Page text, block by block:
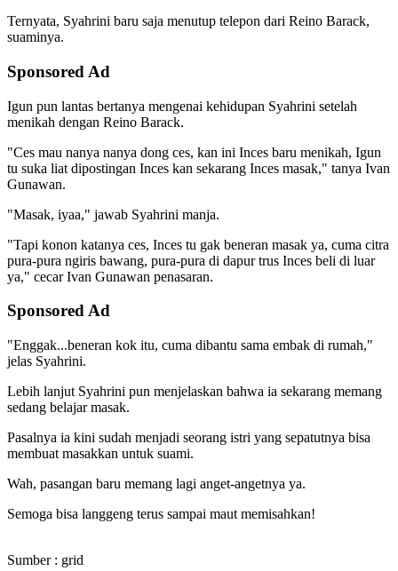
Ternyata, Syahrini baru saja menutup telepon dari Reino Barack,
suaminya.
Sponsored Ad
Igun pun lantas bertanya mengenai kehidupan Syahrini setelah
menikah dengan Reino Barack.
"Ces mau nanya nanya dong ces, kan ini Inces baru menikah, Igun
tu suka liat dipostingan Inces kan sekarang Inces masak," tanya Ivan
Gunawan.
"Masak, iyaa," jawab Syahrini manja.
"Tapi konon katanya ces, Inces tu gak beneran masak ya, cuma citra
pura-pura ngiris bawang, pura-pura di dapur trus Inces beli di luar
ya," cecar Ivan Gunawan penasaran.
Sponsored Ad
"Enggak...beneran kok itu, cuma dibantu sama embak di rumah,"
jelas Syahrini.
Lebih lanjut Syahrini pun menjelaskan bahwa ia sekarang memang
sedang belajar masak.
Pasalnya ia kini sudah menjadi seorang istri yang sepatutnya bisa
membuat masakkan untuk suami.
Wah, pasangan baru memang lagi anget-angetnya ya.
Semoga bisa langgeng terus sampai maut memisahkan!
Sumber : grid